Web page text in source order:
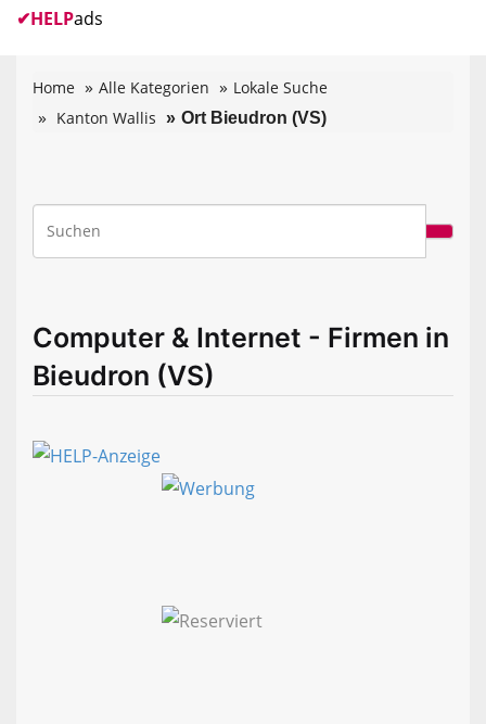
✔HELPads
Home Alle Kategorien
Lokale Suche
Kanton Wallis
Ort Bieudron (VS)
Computer & Internet - Firmen in
Bieudron (VS)